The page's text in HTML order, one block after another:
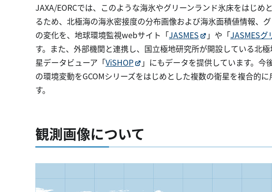
JAXA/EORCでは、このような海氷やグリーンランド氷床をはじめ
るため、北極海の海氷密接度の分布画像および海氷面積値情報、
の変化を、地球環境監視webサイト「JASMES 」や「JASMESグ
す。また、外部機関と連携し、国立極地研究所が開設している北
星データビューア「ViSHOP
」にもデータを提供しています。
の環境変動をGCOMシリーズをはじめとした複数の衛星を複合的
す。
観測画像について